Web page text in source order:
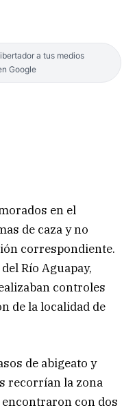
a tus medios
Google
en el
de caza y no
correspondiente.
Río Aguapay,
controles
de la localidad de
de abigeato y
recorrían la zona
con dos